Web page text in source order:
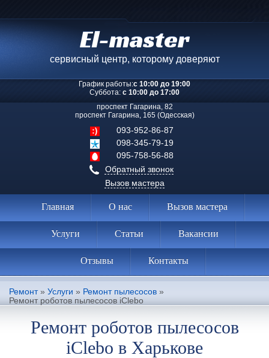
El-master
сервисный центр, которому доверяют
График работы:с 10:00 до 19:00
Суббота: с 10:00 до 17:00
проспект Гагарина, 82
проспект Гагарина, 165 (Одесская)
093-952-86-87
098-345-79-19
095-758-56-88
Обратный звонок
Вызов мастера
Главная О нас Вызов мастера
Услуги Статьи Вакансии
Отзывы Контакты
Ремонт» Услуги » Ремонт пылесосов »
Ремонт роботов пылесосов iClebo
Ремонт роботов пылесосов
iClebo в Харькове